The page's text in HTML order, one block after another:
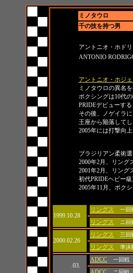
ミノタウロ
千の技を持つ男
アントニオ・ホド
ANTONIO
アントニオ・ホジ
ミノタウロの異名
ボクシングは10代
PRIDEデビューす
その後、ノゲイラ
王座から陥落して
2005年には打撃向
ブラジリアン柔術選
2000年2月、リング
2001年2月、リング
初代PRIDEヘビー級
2005年11月、ボク
1999.10.28
リングス 一回
リングス
ニ回
2000.02.26
リングス 三回
リングス
準決
.03.
ADCC 一回戦